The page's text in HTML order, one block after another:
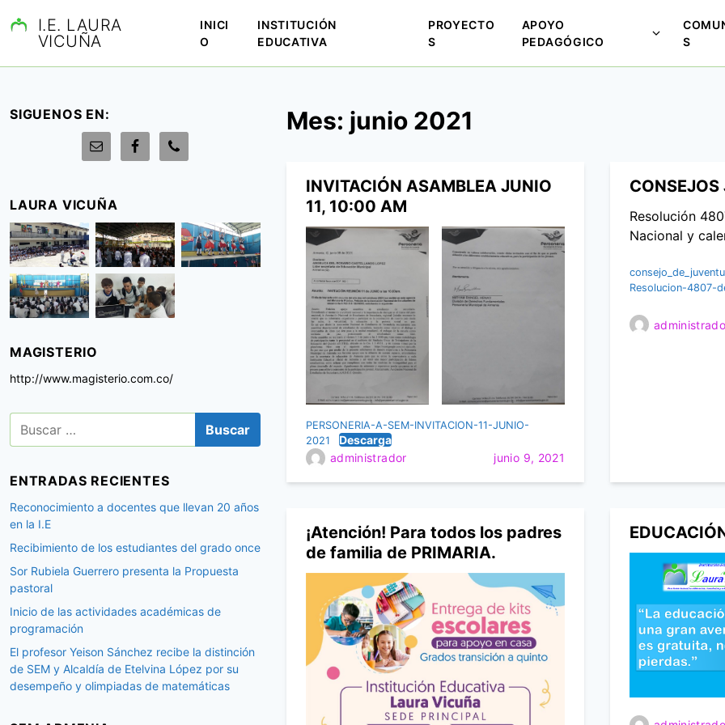
t
I.E. LAURA
VICUÑA
INICI
O
INSTITUCIÓN
EDUCATIVA
PROYECTO
S
APOYO
PEDAGÓGICO
s
u
b
m
n
ú
a
P
D
G
Ó
G
I
C
O
S
Mes: junio 2021
INVITACIÓN ASAMBLEA JUNIO
11, 10:00 AM
PERSONERIA-A-SEM-INVITACION-11-JUNIO-
2021
Descarga
administrador
junio 9, 2021
CONSEJOS
Resolución
Nacional y
Resolucion-4807-
¡Atención! Para todos los padres
de familia de PRIMARIA.
SIGUENOS EN:
LAURA VICUÑA
MAGISTERIO
http://www.magisterio.com.co/
a
r
:
ENTRADAS RECIENTES
Reconocimiento a docentes que llevan 20 años
en la I.E
Recibimiento de los estudiantes del grado once
Sor Rubiela Guerrero presenta la Propuesta
pastoral
Inicio de las actividades académicas de
programación
El profesor Yeison Sánchez recibe la distinción
de SEM y Alcaldía de Etelvina López por su
desempeño y olimpiadas de matemáticas